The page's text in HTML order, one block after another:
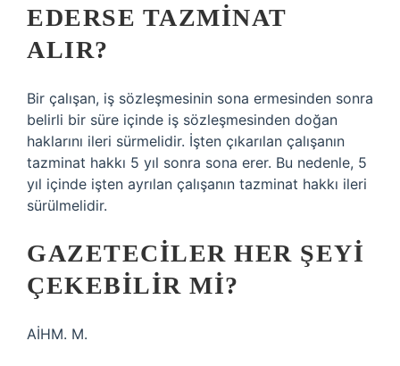
EDERSE TAZMINAT
ALIR?
Bir çalışan, iş sözleşmesinin sona ermesinden sonra
belirli bir süre içinde iş sözleşmesinden doğan
haklarını ileri sürmelidir. İşten çıkarılan çalışanın
tazminat hakkı 5 yıl sonra sona erer. Bu nedenle, 5
yıl içinde işten ayrılan çalışanın tazminat hakkı ileri
sürülmelidir.
GAZETECILER HER ŞEYI
ÇEKEBILIR MI?
AİHM. M.